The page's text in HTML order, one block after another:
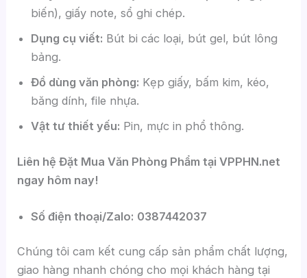
biến), giấy note, sổ ghi chép.
Dụng cụ viết: Bút bi các loại, bút gel, bút lông
bảng.
Đồ dùng văn phòng: Kẹp giấy, bấm kim, kéo,
băng dính, file nhựa.
Vật tư thiết yếu: Pin, mực in phổ thông.
Liên hệ Đặt Mua Văn Phòng Phẩm tại VPPHN.net
ngay hôm nay!
Số điện thoại/Zalo: 0387442037
Chúng tôi cam kết cung cấp sản phẩm chất lượng,
giao hàng nhanh chóng cho mọi khách hàng tại